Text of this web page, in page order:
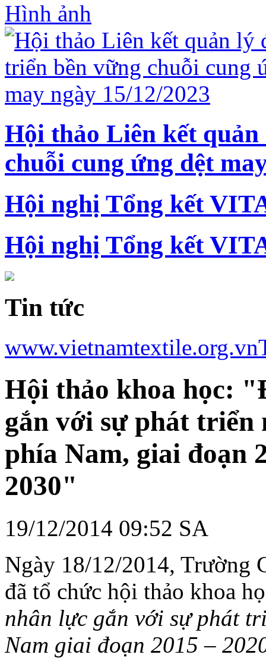
Hình ảnh
Hội thảo Liên kết
chuỗi cung ứng dệt
Hội nghị Tổng kết
Hội nghị Tổng kết
Tin tức
www.vietnamtextile.org.vn
Hội thảo khoa học:
gắn với sự phát triển
phía Nam, giai đoạn
2030"
19/12/2014 09:52 SA
Ngày 18/12/2014, Trường
đã tổ chức hội thảo khoa
nhân lực gắn với sự phát
Nam giai đoạn 2015 –